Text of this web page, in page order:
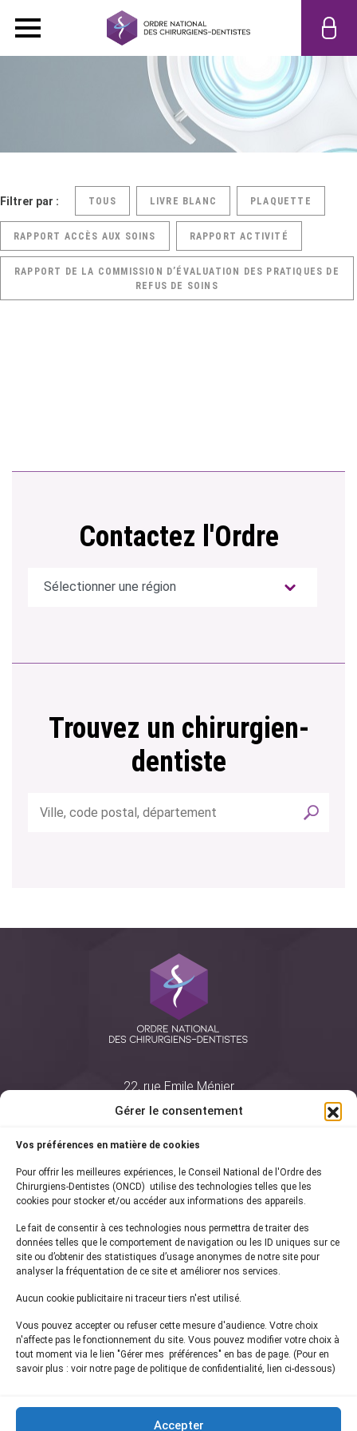
Gérer le consentement
Vos préférences en matière de cookies
Pour offrir les meilleures expériences, le Conseil National de l'Ordre des
Chirurgiens-Dentistes (ONCD) utilise des technologies telles que les
cookies pour stocker et/ou accéder aux informations des appareils.
Le fait de consentir à ces technologies nous permettra de traiter des
données telles que le comportement de navigation ou les ID uniques sur ce
site ou d’obtenir des statistiques d’usage anonymes de notre site pour
analyser la fréquentation de ce site et améliorer nos services.
Aucun cookie publicitaire ni traceur tiers n'est utilisé.
Vous pouvez accepter ou refuser cette mesure d'audience. Votre choix
n'affecte pas le fonctionnement du site. Vous pouvez modifier votre choix à
tout moment via le lien "Gérer mes préférences" en bas de page. (Pour en
savoir plus : voir notre page de politique de confidentialité, lien ci-dessous)
Accepter
Filtrer par : TOUS LIVRE BLANC PLAQUETTE
RAPPORT ACCÈS AUX SOINS RAPPORT ACTIVITÉ
RAPPORT DE LA COMMISSION D’ÉVALUATION DES PRATIQUES DE
REFUS DE SOINS
Contactez l'Ordre
Trouvez un chirurgien-
dentiste
22, rue Emile Ménier
75761 Paris Cedex 16
01 44 34 78 80
courrier@oncd.org
Actualités
Presse
Informations légales
Plan du site
Inscrivez-vous à notrenewsletter